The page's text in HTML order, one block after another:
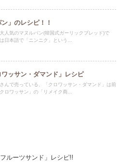
ン」のレシピ！！
人気のマヌルパン(韓国式ガーリックブレッド)で
日本語で「ニンニク」という...
ワッサン・ダマンド」レシピ
んで売っている、「クロワッサン・ダマンド」は前
ロワッサン」の「リメイク商...
フルーツサンド」レシピ!!